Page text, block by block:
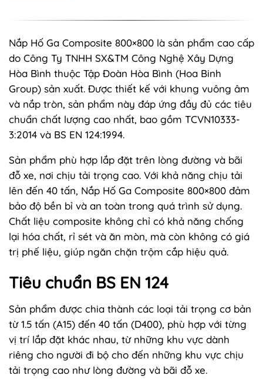
Nắp Hố Ga Composite 800×800 là sản phẩm cao cấp
do Công Ty TNHH SX&TM Công Nghệ Xây Dựng
Hòa Bình thuộc Tập Đoàn Hòa Bình (Hoa Binh
Group) sản xuất. Được thiết kế với khung vuông âm
và nắp tròn, sản phẩm này đáp ứng đầy đủ các tiêu
chuẩn chất lượng cao nhất, bao gồm TCVN10333-
3:2014 và BS EN 124:1994.
Sản phẩm phù hợp lắp đặt trên lòng đường và bãi
đỗ xe, nơi chịu tải trọng cao. Với khả năng chịu tải
lên đến 40 tấn, Nắp Hố Ga Composite 800×800 đảm
bảo độ bền bỉ và an toàn trong quá trình sử dụng.
Chất liệu composite không chỉ có khả năng chống
lại hóa chất, rỉ sét và ăn mòn, mà còn không có giá
trị phế liệu, giúp ngăn chặn trộm cắp hiệu quả.
Tiêu chuẩn BS EN 124
Sản phẩm được chia thành các loại tải trọng cơ bản
từ 1.5 tấn (A15) đến 40 tấn (D400), phù hợp với từng
vị trí lắp đặt khác nhau, từ những khu vực dành
riêng cho người đi bộ cho đến những khu vực chịu
tải trọng cao như lòng đường và bãi đỗ xe.